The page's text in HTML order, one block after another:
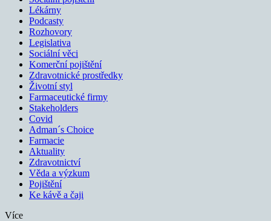
Lékárny
Podcasty
Rozhovory
Legislativa
Sociální věci
Komerční pojištění
Zdravotnické prostředky
Životní styl
Farmaceutické firmy
Stakeholders
Covid
Adman´s Choice
Farmacie
Aktuality
Zdravotnictví
Věda a výzkum
Pojištění
Ke kávě a čaji
Více